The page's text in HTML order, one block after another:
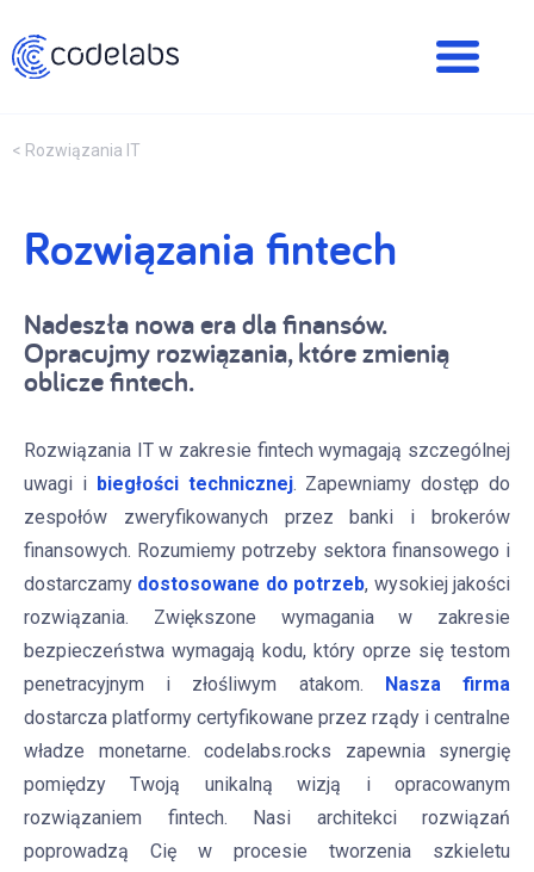
< Rozwiązania IT
Rozwiązania fintech
Nadeszła nowa era dla finansów.
Opracujmy rozwiązania, które zmienią
oblicze fintech.
Rozwiązania IT w zakresie fintech wymagają szczególnej
uwagi i biegłości technicznej. Zapewniamy dostęp do
zespołów zweryfikowanych przez banki i brokerów
finansowych. Rozumiemy potrzeby sektora finansowego i
dostarczamy dostosowane do potrzeb, wysokiej jakości
rozwiązania. Zwiększone wymagania w zakresie
bezpieczeństwa wymagają kodu, który oprze się testom
penetracyjnym i złośliwym atakom. Nasza firma
dostarcza platformy certyfikowane przez rządy i centralne
władze monetarne. codelabs.rocks zapewnia synergię
pomiędzy Twoją unikalną wizją i opracowanym
rozwiązaniem fintech. Nasi architekci rozwiązań
poprowadzą Cię w procesie tworzenia szkieletu